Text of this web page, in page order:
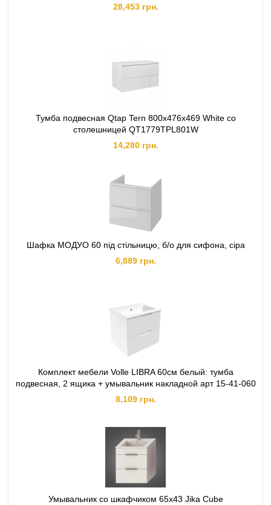
28,453 грн.
Тумба подвесная Qtap Tern 800х476х469 White со
столешницей QT1779TPL801W
14,280 грн.
Шафка МОДУО 60 під стільницю, б/о для сифона, сіра
6,889 грн.
Комплект мебели Volle LIBRA 60см белый: тумба
подвесная, 2 ящика + умывальник накладной арт 15-41-060
8,109 грн.
Умывальник со шкафчиком 65х43 Jika Cube